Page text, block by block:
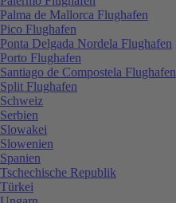
Palma de Mallorca Flughafen
Pico Flughafen
Ponta Delgada Nordela Flughafen
Porto Flughafen
Santiago de Compostela Flughafen
Split Flughafen
Schweiz
Serbien
Slowakei
Slowenien
Spanien
Tschechische Republik
Türkei